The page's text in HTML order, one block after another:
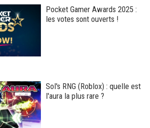
Pocket Gamer Awards 2025 :
les votes sont ouverts !
Sol's RNG (Roblox) : quelle est
l'aura la plus rare ?